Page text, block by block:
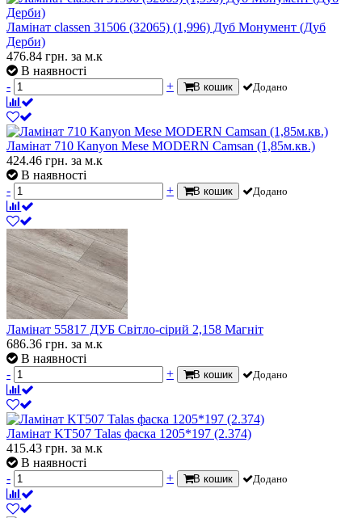
Ламінат classen 31506 (32065) (1,996) Дуб Монумент (Дуб
Дерби)
476.84 грн. за м.к
В наявності
-
+ В кошик Додано
Ламінат 710 Kanyon Mese MODERN Camsan (1,85м.кв.)
424.46 грн. за м.к
В наявності
-
+ В кошик Додано
Ламінат 55817 ДУБ Світло-сірий 2,158 Магніт
686.36 грн. за м.к
В наявності
-
+ В кошик Додано
Ламінат KT507 Talas фаска 1205*197 (2.374)
415.43 грн. за м.к
В наявності
-
+ В кошик Додано